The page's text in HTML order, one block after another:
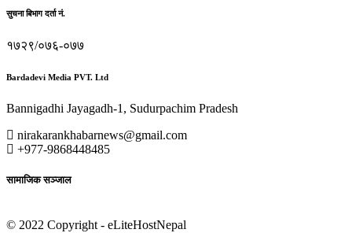
सुचना बिभाग दर्ता नं.
१७२९/०७६-०७७
Bardadevi Media PVT. Ltd
Bannigadhi Jayagadh-1, Sudurpachim Pradesh
nirakarankhabarnews@gmail.com
+977-9868448485
सामाजिक सञ्जाल
© 2022 Copyright - eLiteHostNepal